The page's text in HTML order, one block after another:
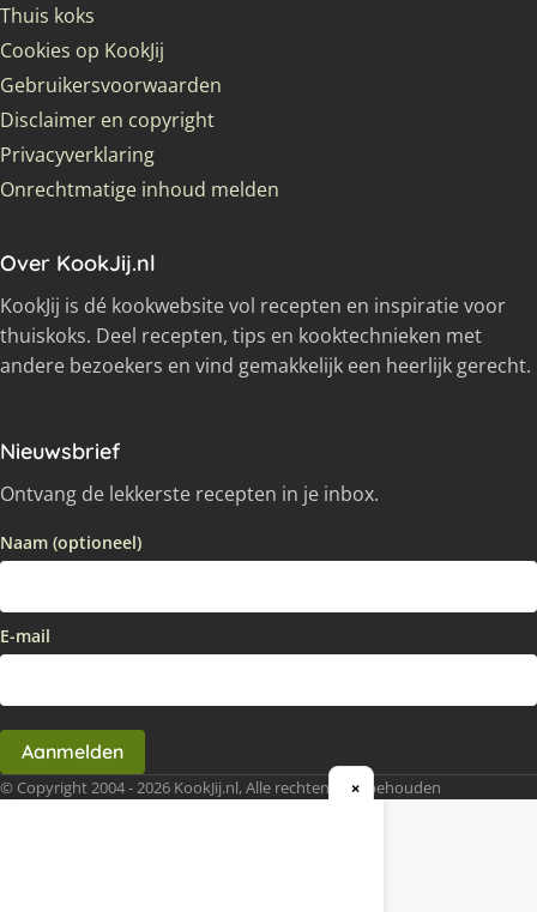
Thuis koks
Cookies op KookJij
Gebruikersvoorwaarden
Disclaimer en copyright
Privacyverklaring
Onrechtmatige inhoud melden
Over KookJij.nl
KookJij is dé kookwebsite vol recepten en inspiratie voor
thuiskoks. Deel recepten, tips en kooktechnieken met
andere bezoekers en vind gemakkelijk een heerlijk gerecht.
Nieuwsbrief
Ontvang de lekkerste recepten in je inbox.
Naam (optioneel)
E-mail
Aanmelden
© Copyright 2004 - 2026 KookJij.nl, Alle rechten voorbehouden
×